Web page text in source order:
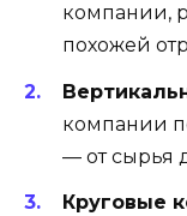
компании,
похожей
компании
— от сырья
Круговые